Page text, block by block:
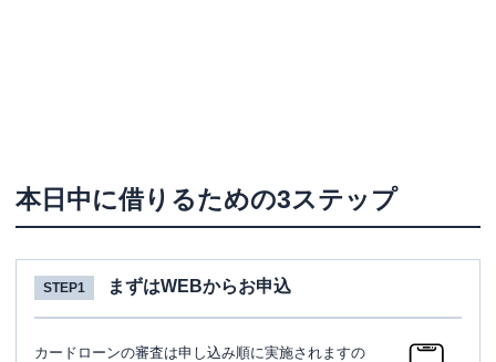
本日中に借りるための3ステップ
STEP1 まずはWEBからお申込
カードローンの審査は申し込み順に実施されますの